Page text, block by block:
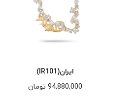
ایران(IR101)
94,880,000 تومان